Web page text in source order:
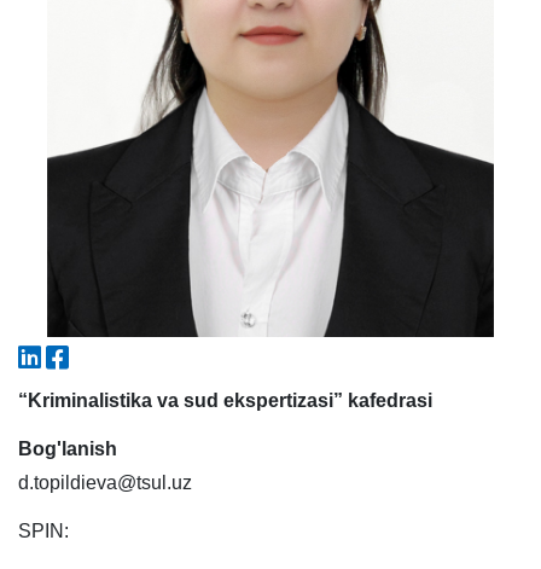
“Kriminalistika va sud ekspertizasi” kafedrasi
Bog'lanish
d.topildieva@tsul.uz
SPIN:
8. Bakalavriat kvotasi (3)
9. Magistratura kvotasi (4) ✉️ Adminga yozish